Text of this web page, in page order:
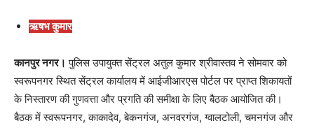
ऋषभ कुमार
कानपुर नगर। पुलिस उपायुक्त सेंट्रल अतुल कुमार श्रीवास्तव ने सोमवार को
स्वरूपनगर स्थित सेंट्रल कार्यालय में आईजीआरएस पोर्टल पर प्राप्त शिकायतों
के निस्तारण की गुणवत्ता और प्रगति की समीक्षा के लिए बैठक आयोजित की।
बैठक में स्वरूपनगर, काकादेव, बेकनगंज, अनवरगंज, ग्वालटोली, चमनगंज और